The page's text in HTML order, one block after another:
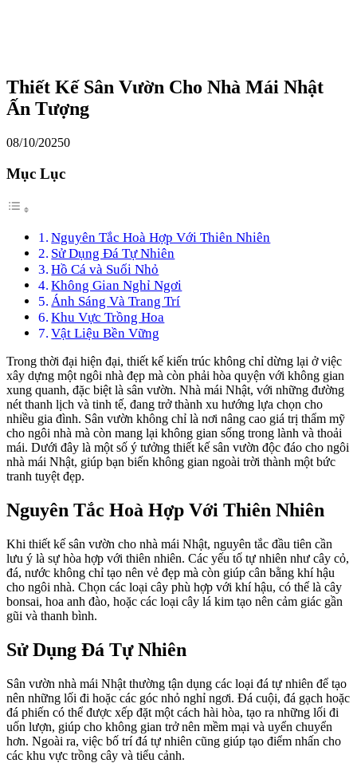
Thiết Kế Sân Vườn Cho Nhà Mái Nhật
Ấn Tượng
08/10/20250
Mục Lục
Nguyên Tắc Hoà Hợp Với Thiên Nhiên
Sử Dụng Đá Tự Nhiên
Hồ Cá và Suối Nhỏ
Không Gian Nghỉ Ngơi
Ánh Sáng Và Trang Trí
Khu Vực Trồng Hoa
Vật Liệu Bền Vững
Trong thời đại hiện đại, thiết kế kiến trúc không chỉ dừng lại ở việc
xây dựng một ngôi nhà đẹp mà còn phải hòa quyện với không gian
xung quanh, đặc biệt là sân vườn. Nhà mái Nhật, với những đường
nét thanh lịch và tinh tế, đang trở thành xu hướng lựa chọn cho
nhiều gia đình. Sân vườn không chỉ là nơi nâng cao giá trị thẩm mỹ
cho ngôi nhà mà còn mang lại không gian sống trong lành và thoải
mái. Dưới đây là một số ý tưởng thiết kế sân vườn độc đáo cho ngôi
nhà mái Nhật, giúp bạn biến không gian ngoài trời thành một bức
tranh tuyệt đẹp.
Nguyên Tắc Hoà Hợp Với Thiên Nhiên
Khi thiết kế sân vườn cho nhà mái Nhật, nguyên tắc đầu tiên cần
lưu ý là sự hòa hợp với thiên nhiên. Các yếu tố tự nhiên như cây cỏ,
đá, nước không chỉ tạo nên vẻ đẹp mà còn giúp cân bằng khí hậu
cho ngôi nhà. Chọn các loại cây phù hợp với khí hậu, có thể là cây
bonsai, hoa anh đào, hoặc các loại cây lá kim tạo nên cảm giác gần
gũi và thanh bình.
Sử Dụng Đá Tự Nhiên
Sân vườn nhà mái Nhật thường tận dụng các loại đá tự nhiên để tạo
nên những lối đi hoặc các góc nhỏ nghỉ ngơi. Đá cuội, đá gạch hoặc
đá phiến có thể được xếp đặt một cách hài hòa, tạo ra những lối đi
uốn lượn, giúp cho không gian trở nên mềm mại và uyển chuyển
hơn. Ngoài ra, việc bố trí đá tự nhiên cũng giúp tạo điểm nhấn cho
các khu vực trồng cây và tiểu cảnh.